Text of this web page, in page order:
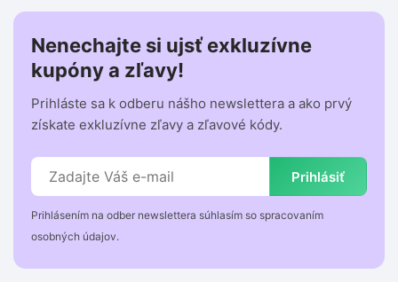
Nenechajte si ujsť exkluzívne
kupóny a zľavy!
Prihláste sa k odberu nášho newslettera a ako prvý
získate exkluzívne zľavy a zľavové kódy.
Prihlásiť
Prihlásením na odber newslettera súhlasím so spracovaním
osobných údajov.